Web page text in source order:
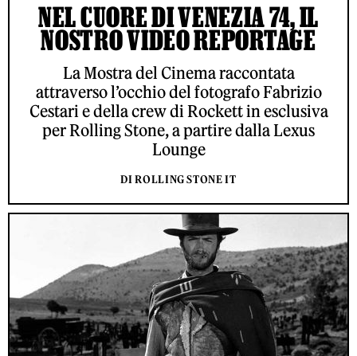
NEL CUORE DI VENEZIA 74, IL
NOSTRO VIDEO REPORTAGE
La Mostra del Cinema raccontata
attraverso l’occhio del fotografo Fabrizio
Cestari e della crew di Rockett in esclusiva
per Rolling Stone, a partire dalla Lexus
Lounge
DI ROLLING STONE IT